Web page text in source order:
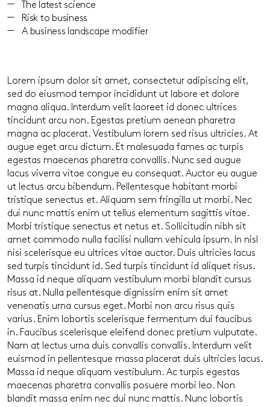
The latest science
Risk to business
A business landscape modifier
Lorem ipsum dolor sit amet, consectetur adipiscing elit,
sed do eiusmod tempor incididunt ut labore et dolore
magna aliqua. Interdum velit laoreet id donec ultrices
tincidunt arcu non. Egestas pretium aenean pharetra
magna ac placerat. Vestibulum lorem sed risus ultricies. At
augue eget arcu dictum. Et malesuada fames ac turpis
egestas maecenas pharetra convallis. Nunc sed augue
lacus viverra vitae congue eu consequat. Auctor eu augue
ut lectus arcu bibendum. Pellentesque habitant morbi
tristique senectus et. Aliquam sem fringilla ut morbi. Nec
dui nunc mattis enim ut tellus elementum sagittis vitae.
Morbi tristique senectus et netus et. Sollicitudin nibh sit
amet commodo nulla facilisi nullam vehicula ipsum. In nisl
nisi scelerisque eu ultrices vitae auctor. Duis ultricies lacus
sed turpis tincidunt id. Sed turpis tincidunt id aliquet risus.
Massa id neque aliquam vestibulum morbi blandit cursus
risus at. Nulla pellentesque dignissim enim sit amet
venenatis urna cursus eget. Morbi non arcu risus quis
varius. Enim lobortis scelerisque fermentum dui faucibus
in. Faucibus scelerisque eleifend donec pretium vulputate.
Nam at lectus urna duis convallis convallis. Interdum velit
euismod in pellentesque massa placerat duis ultricies lacus.
Massa id neque aliquam vestibulum. Ac turpis egestas
maecenas pharetra convallis posuere morbi leo. Non
blandit massa enim nec dui nunc mattis. Nunc lobortis